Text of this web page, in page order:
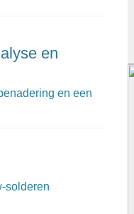
en
en een
solderen